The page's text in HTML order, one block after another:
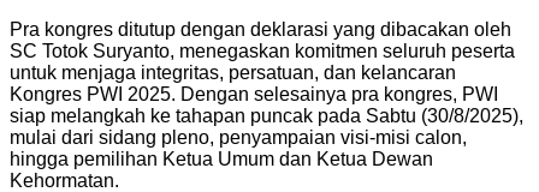
Pra kongres ditutup dengan deklarasi yang dibacakan oleh
SC Totok Suryanto, menegaskan komitmen seluruh peserta
untuk menjaga integritas, persatuan, dan kelancaran
Kongres PWI 2025. Dengan selesainya pra kongres, PWI
siap melangkah ke tahapan puncak pada Sabtu (30/8/2025),
mulai dari sidang pleno, penyampaian visi-misi calon,
hingga pemilihan Ketua Umum dan Ketua Dewan
Kehormatan.